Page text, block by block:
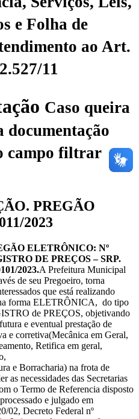
e Folha de
ao Art.
11
Caso queira
campo filtrar
PREGÃO
2023
ELETRÔNICO: Nº
DE PREÇOS – SRP.
2023.A Prefeitura Municipal
de seu Pregoeiro, torna
que está realizando
forma ELETRÔNICA, do tipo
de PREÇOS, objetivando
e eventual prestação de
e corretiva(Mecânica em Geral,
Retifica em geral,
e Borracharia) na frota de
as necessidades das Secretarias
o Termo de Referencia disposto
e julgado em
02, Decreto Federal nº